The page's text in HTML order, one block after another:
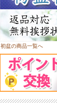
初盆の商品一覧へ